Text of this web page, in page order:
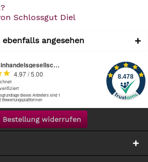
Schlossgut Diel
angesehen
Bestellung widerrufen